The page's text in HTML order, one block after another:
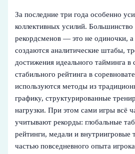
За последние три года особенно
коллективных усилий.
рекордсменов — это не одиночки,
создаются аналитические штабы,
достижения идеального тайминга в
стабильного рейтинга в
используются методы из
графику, структурированные
нагрузки. При этом сами игры всё
учитывают рекорды: глобальные
рейтинги, медали и внутриигровые
частью повседневного опыта